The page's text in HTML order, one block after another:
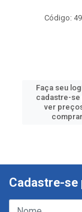
Código:
Faça seu
cadastre-se
ver
comprar
Cadastre-se